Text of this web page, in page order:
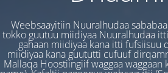
Weebsaayitiin Nuuralhudaa
tokko guutuu miidiyaa Nuuralhudaa
gahaan miidiyaa kana itti fufsiisuu
miidiyaa kana guututti cufuuf
Mallaqa Hoostiingiif waggaa